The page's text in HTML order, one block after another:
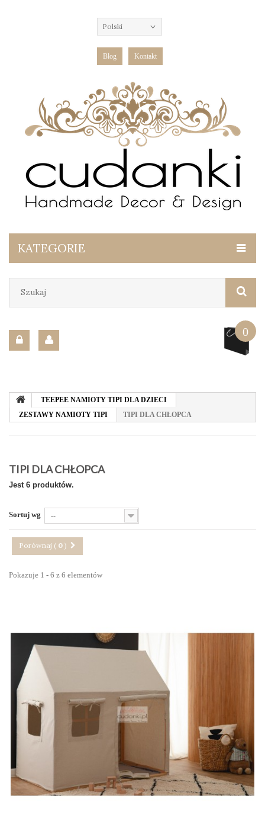
Polski
Blog Kontakt
KATEGORIE
0
TEEPEE NAMIOTY TIPI DLA DZIECI
ZESTAWY NAMIOTY TIPI
TIPI DLA CHŁOPCA
TIPI DLA CHŁOPCA
Jest 6 produktów.
Sortuj wg --
Porównaj ( 0 )
Pokazuje 1 - 6 z 6 elementów